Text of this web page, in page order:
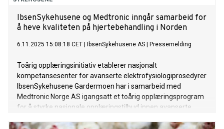
IbsenSykehusene og Medtronic inngår samarbeid for
å heve kvaliteten på hjertebehandling i Norden
6.11.2025 15:08:18 CET IbsenSykehusene AS Pressemelding
Toårig opplæringsinitiativ etablerer nasjonalt
kompetansesenter for avanserte elektrofysiologiprosedyrer
IbsenSykehusene Gardermoen har i samarbeid med
Medtronic Norge AS igangsatt et toårig opplæringsprogram
for å styrke nasjonale opplæringstilbud innen avanserte